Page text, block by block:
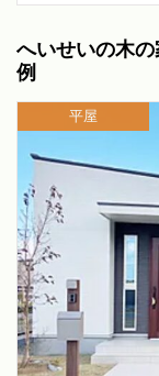
へいせいの木
例
平屋